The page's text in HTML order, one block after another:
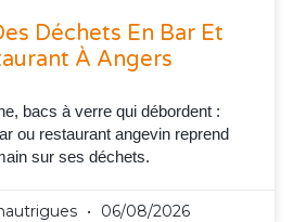
Déchets En Bar Et
À Angers
bacs à verre qui débordent :
ou restaurant angevin reprend
sur ses déchets.
06/08/2026